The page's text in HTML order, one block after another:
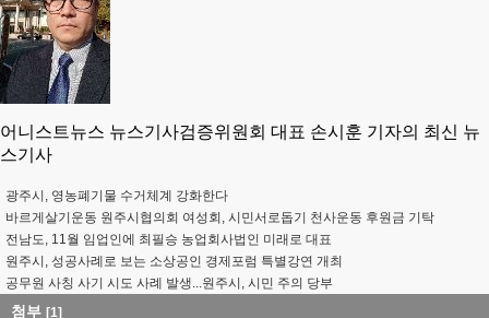
어니스트뉴스 뉴스기사검증위원회 대표 손시훈 기자의 최신 뉴
스기사
광주시, 영농폐기물 수거체계 강화한다
바르게살기운동 원주시협의회 여성회, 시민서로돕기 천사운동 후원금 기탁
전남도, 11월 임업인에 최필승 농업회사법인 미래로 대표
원주시, 성공사례로 보는 소상공인 경제포럼 특별강연 개최
공무원 사칭 사기 시도 사례 발생...원주시, 시민 주의 당부
첨부 [1]